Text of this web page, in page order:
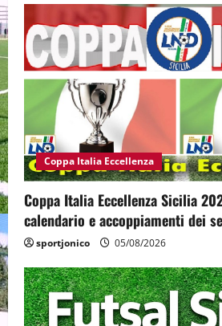
Coppa Italia Eccellenza
Coppa Italia Eccellenza Sicilia
calendario e accoppiamenti dei
sportjonico 05/08/2026